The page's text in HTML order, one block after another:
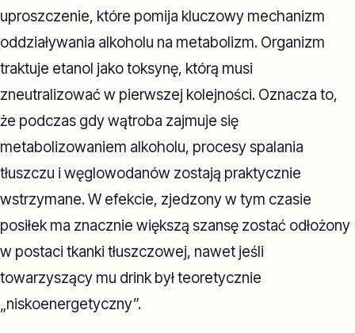
uproszczenie, które pomija kluczowy mechanizm
oddziaływania alkoholu na metabolizm. Organizm
traktuje etanol jako toksynę, którą musi
zneutralizować w pierwszej kolejności. Oznacza to,
że podczas gdy wątroba zajmuje się
metabolizowaniem alkoholu, procesy spalania
tłuszczu i węglowodanów zostają praktycznie
wstrzymane. W efekcie, zjedzony w tym czasie
posiłek ma znacznie większą szansę zostać odłożony
w postaci tkanki tłuszczowej, nawet jeśli
towarzyszący mu drink był teoretycznie
„niskoenergetyczny”.